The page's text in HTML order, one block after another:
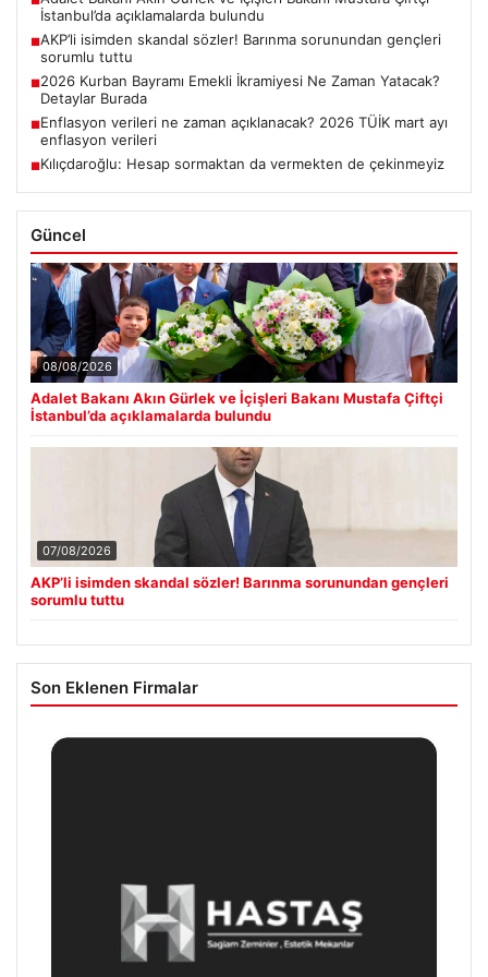
İstanbul’da açıklamalarda bulundu
■AKP’li isimden skandal sözler! Barınma sorunundan gençleri
sorumlu tuttu
■2026 Kurban Bayramı Emekli İkramiyesi Ne Zaman Yatacak?
Detaylar Burada
■Enflasyon verileri ne zaman açıklanacak? 2026 TÜİK mart ayı
enflasyon verileri
■Kılıçdaroğlu: Hesap sormaktan da vermekten de çekinmeyiz
Güncel
08/08/2026
Adalet Bakanı Akın Gürlek ve İçişleri Bakanı Mustafa Çiftçi
İstanbul’da açıklamalarda bulundu
07/08/2026
AKP’li isimden skandal sözler! Barınma sorunundan gençleri
sorumlu tuttu
Son Eklenen Firmalar